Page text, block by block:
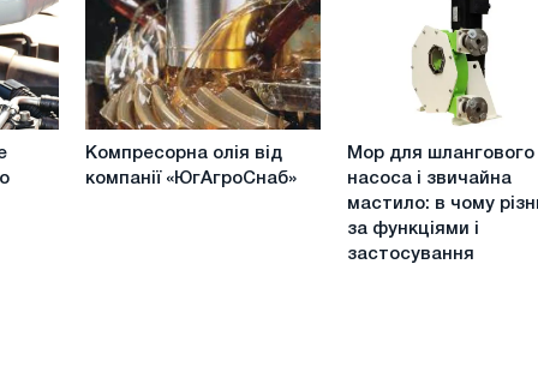
LaMaster
«Сібнафтомаш»
Компресорна олія від
компанії «ЮгАгроСнаб»
для
звичайна
Мор для шлангового
насоса і звичайна
мастило: в чому
за функціями і
застосування